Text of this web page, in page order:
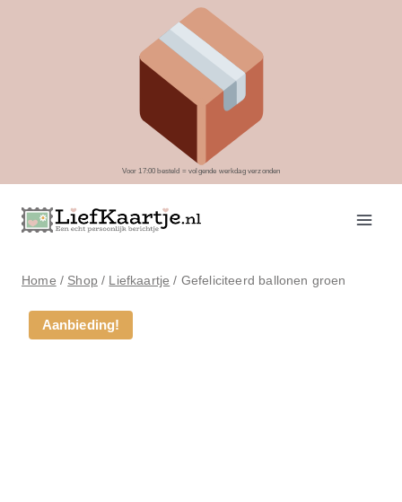
Voor 17:00 besteld = volgende werkdag verzonden
Home / Shop / Liefkaartje / Gefeliciteerd ballonen groen
Aanbieding!